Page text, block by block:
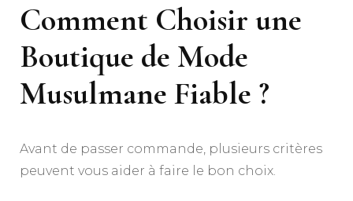
Comment Choisir une
Boutique de Mode
Musulmane Fiable ?
Avant de passer commande, plusieurs critères
peuvent vous aider à faire le bon choix.